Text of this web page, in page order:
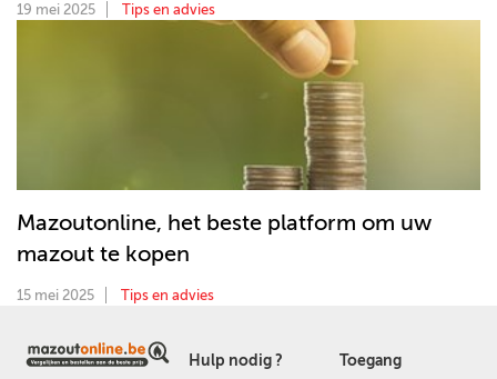
19 mei 2025 Tips en advies
Mazoutonline, het beste platform om uw
mazout te kopen
15 mei 2025 Tips en advies
Hulp nodig ? Toegang